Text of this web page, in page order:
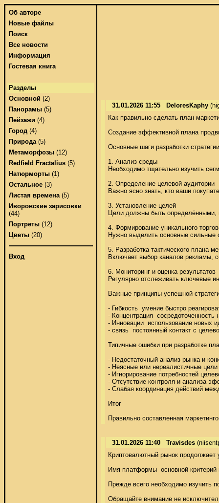
Об авторе
Новые файлы
Поиск
Все новости
Информация
Гостевая книга
Разделы
Основной (2)
Панорамы (5)
Пейзажи (4)
Город (4)
Природа(5)
Метаморфозы (12)
Redfield Fractalius (5)
Натюрморты (1)
Остальное (3)
Листая времена(5)
Иворовские зарисовки
(44)
Портреты (12)
Цветы (20)
Вход
31.01.2026 11:55 DeloresKaphy
Как правильно сделать план
Создание эффективной плана
Основные шаги разработки
1. Анализ среды
Необходимо тщательно изучить
2. Определение целевой аудитории
Важно ясно знать, кто ваши
3. Установление целей
Цели должны быть определёнными,
4. Формирование уникального
Нужно выделить основные сильные
5. Разработка тактического плана
Включает выбор каналов рекламы,
6. Мониторинг и оценка результатов
Регулярно отслеживать ключевые
Важные принципы успешной
- Гибкость  умение быстро
- Концентрация
- Инновации  использование новых
- связь  постоянный контакт с
Типичные ошибки при разработке
- Недостаточный анализ рынка и
- Неясные или нереалистичные цели
- Игнорирование потребностей
- Отсутствие контроля и анализа
- Слабая координация действий
Итог
Правильно составленная
31.01.2026 11:40 Travisdes
Криптовалютный рынок продолжает
Имя платформы  основной
Прежде всего необходимо изучить
Обращайте внимание не